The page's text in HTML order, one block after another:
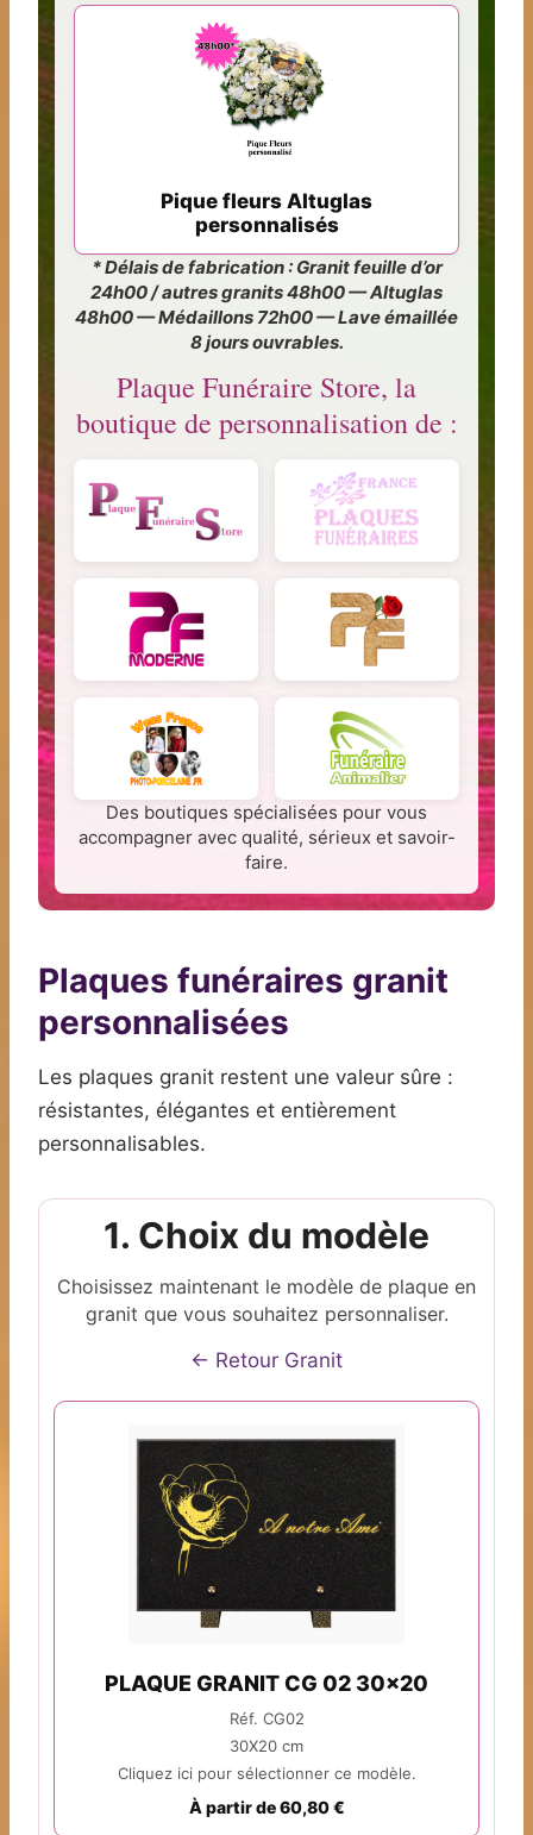
Pique fleurs Altuglas
personnalisés
* Délais de fabrication : Granit feuille d’or
24h00 / autres granits 48h00 — Altuglas
48h00 — Médaillons 72h00 — Lave émaillée
8 jours ouvrables.
Plaque Funéraire Store, la
boutique de personnalisation de :
Des boutiques spécialisées pour vous
accompagner avec qualité, sérieux et savoir-
faire.
Plaques funéraires granit
personnalisées
Les plaques granit restent une valeur sûre :
résistantes, élégantes et entièrement
personnalisables.
1. Choix du modèle
Choisissez maintenant le modèle de plaque en
granit que vous souhaitez personnaliser.
← Retour Granit
PLAQUE GRANIT CG 02 30x20
Réf. CG02
30X20 cm
Cliquez ici pour sélectionner ce modèle.
À partir de 60,80 €